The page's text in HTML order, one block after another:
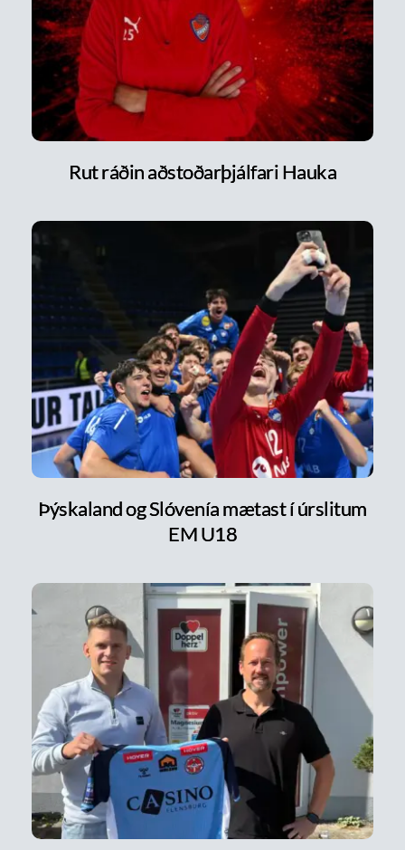
Rut ráðin aðstoðarþjálfari Hauka
Þýskaland og Slóvenía mætast í úrslitum
EM U18